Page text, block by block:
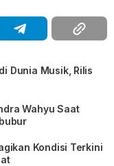
Dunia Musik, Rilis
Wahyu Saat
Kondisi Terkini